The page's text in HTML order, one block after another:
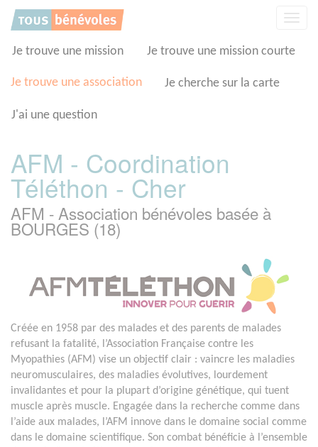
Je trouve une mission Je trouve une mission courte
Je trouve une association Je cherche sur la carte
J'ai une question
AFM - Coordination
Téléthon - Cher
AFM - Association bénévoles basée à
BOURGES (18)
Créée en 1958 par des malades et des parents de malades
refusant la fatalité, l’Association Française contre les
Myopathies (AFM) vise un objectif clair : vaincre les maladies
neuromusculaires, des maladies évolutives, lourdement
invalidantes et pour la plupart d’origine génétique, qui tuent
muscle après muscle. Engagée dans la recherche comme dans
l’aide aux malades, l’AFM innove dans le domaine social comme
dans le domaine scientifique. Son combat bénéficie à l’ensemble
Panneau de gestion des cookies